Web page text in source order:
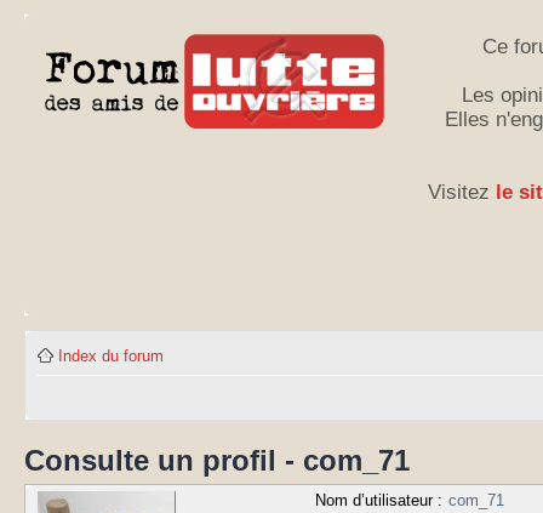
Ce
Les
Elles
Visitez le
Index du forum
Consulte un profil - com_71
Nom d’utilisateur : com_71